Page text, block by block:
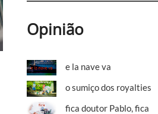
Opinião
e la nave va
o sumiço dos royalties
fica doutor Pablo, fica